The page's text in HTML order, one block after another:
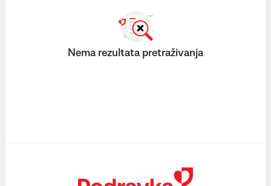
Nema rezultata pretraživanja